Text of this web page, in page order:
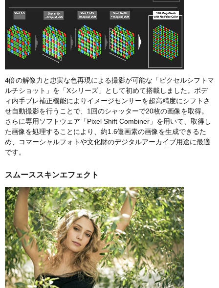
4倍の解像力と忠実な色再現による撮影が可能な「ピクセルシフトマ
ルチショット」を「Xシリーズ」として初めて搭載しました。ボデ
ィ内手ブレ補正機能によりイメージセンサーを超高精度にシフトさ
せ自動撮影を行うことで、1回のシャッターで20枚の画像を取得。
さらに専用ソフトウェア「Pixel Shift Combiner」を用いて、取得し
た画像を処理することにより、約1.6億画素の画像を生成できるた
め、コマーシャルフォトや文化財のデジタルアーカイブ用途に最適
です。
スムーススキンエフェクト